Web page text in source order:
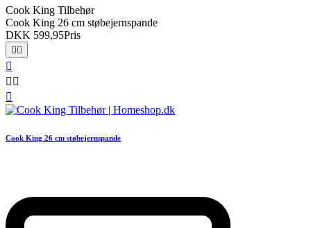
Cook King Tilbehør
Cook King 26 cm støbejernspande
DKK 599,95Pris
 

 

Cook King 26 cm støbejernspande